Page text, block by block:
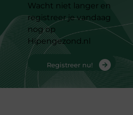
Wacht niet langer en
registreer je vandaag
nog op
Hipengezond.nl
Registreer nu!